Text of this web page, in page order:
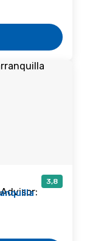
3,8